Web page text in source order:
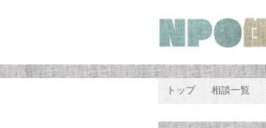
トップ 相談一覧